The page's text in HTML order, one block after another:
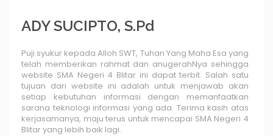
ADY SUCIPTO, S.Pd
Puji syukur kepada Alloh SWT, Tuhan Yang Maha Esa yang
telah memberikan rahmat dan anugerahNya sehingga
website SMA Negeri 4 Blitar ini dapat terbit. Salah satu
tujuan dari website ini adalah untuk menjawab akan
setiap kebutuhan informasi dengan memanfaatkan
sarana teknologi informasi yang ada. Terima kasih atas
kerjasamanya, maju terus untuk mencapai SMA Negeri 4
Blitar yang lebih baik lagi.